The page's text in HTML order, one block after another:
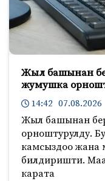
Жыл башынан
жумушка
14:42 07.08.2026
Жыл башынан
орноштурулду.
камсыздоо жана
билдиришти.
карата